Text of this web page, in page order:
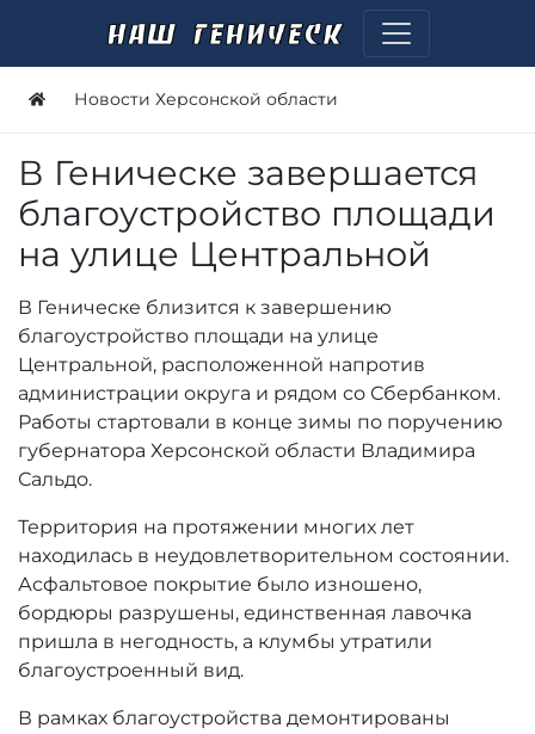
Новости Херсонской области
В Геническе завершается
благоустройство площади
на улице Центральной
В Геническе близится к завершению
благоустройство площади на улице
Центральной, расположенной напротив
администрации округа и рядом со Сбербанком.
Работы стартовали в конце зимы по поручению
губернатора Херсонской области Владимира
Сальдо.
Территория на протяжении многих лет
находилась в неудовлетворительном состоянии.
Асфальтовое покрытие было изношено,
бордюры разрушены, единственная лавочка
пришла в негодность, а клумбы утратили
благоустроенный вид.
В рамках благоустройства демонтированы